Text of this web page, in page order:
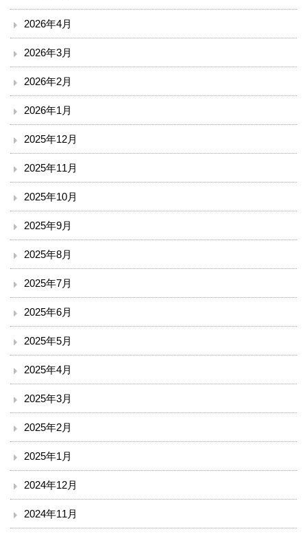
職員募集
ソーシャルメディア・ガイドライン
施設
院内サービス施設
アクセス
院内案内図
看護部
医事課
臨床検査部門
リハビリテーション
栄養課
臨床工学技術課
2026年4月
2026年3月
2026年2月
2026年1月
2025年12月
2025年11月
2025年10月
2025年9月
2025年8月
2025年7月
2025年6月
2025年5月
2025年4月
2025年3月
2025年2月
2025年1月
2024年12月
2024年11月